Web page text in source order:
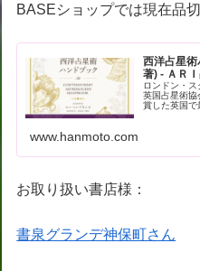
BASEショップでは現在品
西洋占星
著) - ＡＲ
ロンドン・ス
英国占星術協
賞した英国で
www.hanmoto.com
お取り扱い書店様：
書泉グランデ神保町さん